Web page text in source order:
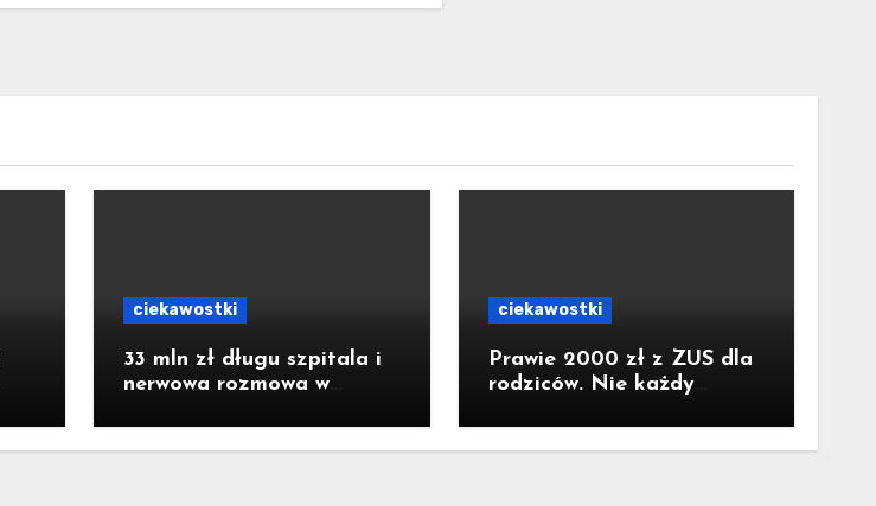
ciekawostki
33 mln zł długu szpitala i
nerwowa rozmowa w
strachu. Poseł z Raciborza
ciekawostki
Prawie 2000 zł z ZUS dla
rodziców. Nie każdy
konkretne warunki